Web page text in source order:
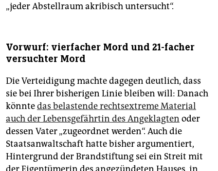
„jeder Abstellraum akribisch untersucht“.
Vorwurf: vierfacher Mord und 21-facher
versuchter Mord
Die Verteidigung machte dagegen deutlich, dass
sie bei Ihrer bisherigen Linie bleiben will: Danach
könntedas belastende rechtsextreme Material
auch der Lebensgefährtin des Angeklagten oder
dessen Vater „zugeordnet werden“. Auch die
Staatsanwaltschaft hatte bisher argumentiert,
Hintergrund der Brandstiftung sei ein Streit mit